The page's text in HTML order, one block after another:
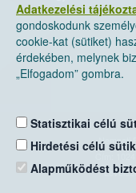
Adatkezelési
gondoskodunk
cookie-kat (sütiket)
érdekében, melynek
„Elfogadom” gombra.
Statisztikai célú
Hirdetési célú sütik
Alapműködést
Nemzeti